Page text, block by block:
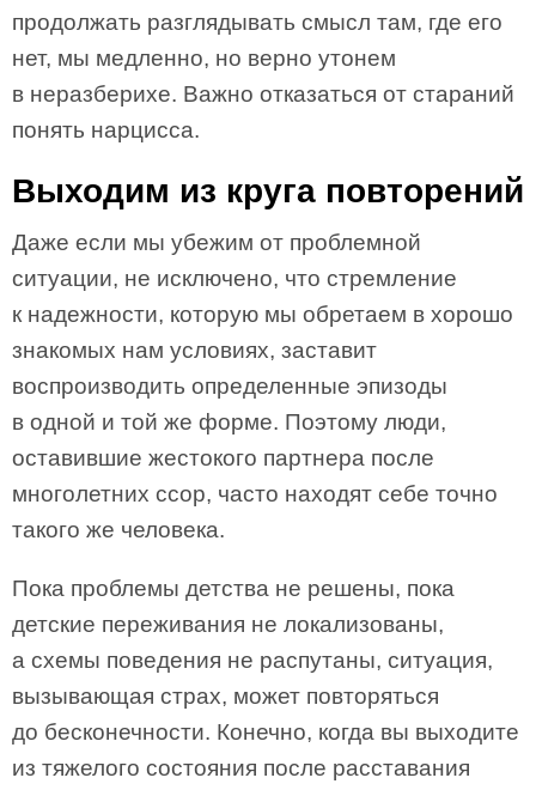
продолжать разглядывать смысл там, где его
нет, мы медленно, но верно утонем
в неразберихе. Важно отказаться от стараний
понять нарцисса.
Выходим из круга повторений
Даже если мы убежим от проблемной
ситуации, не исключено, что стремление
к надежности, которую мы обретаем в хорошо
знакомых нам условиях, заставит
воспроизводить определенные эпизоды
в одной и той же форме. Поэтому люди,
оставившие жестокого партнера после
многолетних ссор, часто находят себе точно
такого же человека.
Пока проблемы детства не решены, пока
детские переживания не локализованы,
а схемы поведения не распутаны, ситуация,
вызывающая страх, может повторяться
до бесконечности. Конечно, когда вы выходите
из тяжелого состояния после расставания